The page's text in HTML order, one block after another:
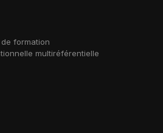
formation
multiréférentielle